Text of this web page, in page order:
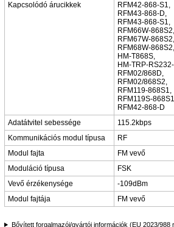
Kapcsolódó árucikkek
RFM42-868-S1,
RFM43-868-D,
RFM43-868-S1,
RFM66W-868S2,
RFM67W-868S2,
RFM68W-868S2,
HM-T868S,
HM-TRP-
RFM02/868D,
RFM02/868S2,
RFM119-868S1,
RFM119S-
RFM42-868-D
Adatátvitel sebessége
115.2kbps
Kommunikációs modul típusa
RF
Modul fajta
FM vevő
Moduláció típusa
FSK
Vevő érzékenysége
-109dBm
Modul fajtája
FM vevő
Bővített forgalmazói/gyártói információk (EU 2023/988